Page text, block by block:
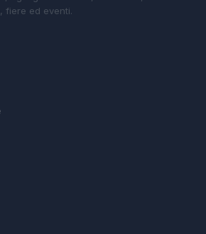
fiere ed eventi.